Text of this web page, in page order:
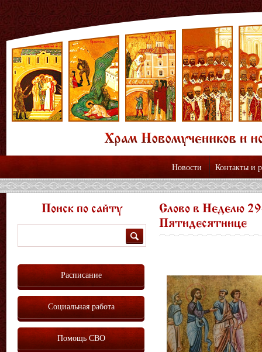
Новости Контакты и
Слово в Неделю
Пятидесятнице
Поиск по сайту
Расписание
Социальная работа
Помощь СВО